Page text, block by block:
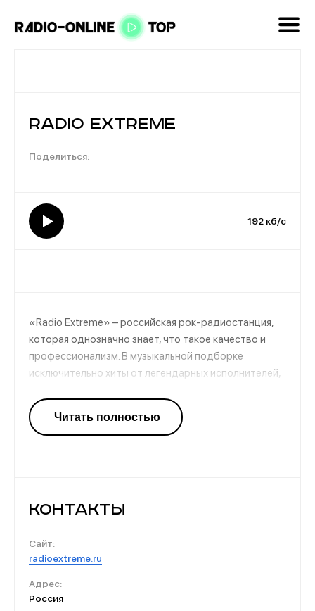
Radio Extreme
192 кб/с
«Radio Extreme» – российская рок-радиостанция,
которая однозначно знает, что такое качество и
профессионализм. В музыкальной подборке
исключительно хиты от легендарных исполнителей,
слушают миллионы по всему миру. Здесь вы найдете
хорошее настроение, заряд позитива и море
Контакты
Сайт:
radioextreme.ru
Адрес:
Россия